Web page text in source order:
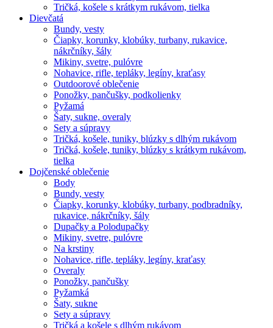
Tričká, košele s krátkym rukávom, tielka
Dievčatá
Bundy, vesty
Čiapky, korunky, klobúky, turbany, rukavice,
nákrčníky, šály
Mikiny, svetre, pulóvre
Nohavice, rifle, tepláky, legíny, kraťasy
Outdoorové oblečenie
Ponožky, pančušky, podkolienky
Pyžamá
Šaty, sukne, overaly
Sety a súpravy
Tričká, košele, tuniky, blúzky s dlhým rukávom
Tričká, košele, tuniky, blúzky s krátkym rukávom,
tielka
Dojčenské oblečenie
Body
Bundy, vesty
Čiapky, korunky, klobúky, turbany, podbradníky,
rukavice, nákrčníky, šály
Dupačky a Polodupačky
Mikiny, svetre, pulóvre
Na krstiny
Nohavice, rifle, tepláky, legíny, kraťasy
Overaly
Ponožky, pančušky
Pyžamká
Šaty, sukne
Sety a súpravy
Tričká a košele s dlhým rukávom